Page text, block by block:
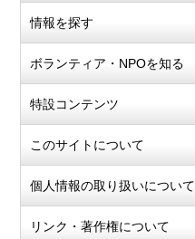
情報を探す
ボランティア・NPOを知る
特設コンテンツ
このサイトについて
個人情報の取り扱いについて
リンク・著作権について